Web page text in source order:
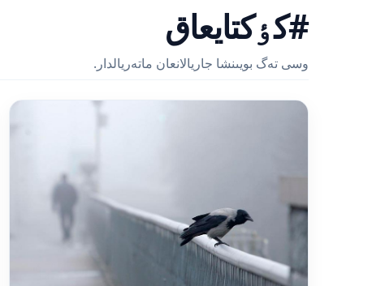
#كٶكتايعاق
وسى تەگ بويىنشا جاريالانعان ماتەريالدار.